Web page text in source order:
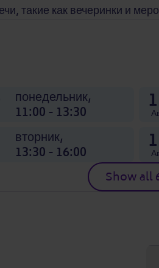
такие как вечеринки и
понедельник,
11:00 - 13:30
вторник,
13:30 - 16:00
Show all